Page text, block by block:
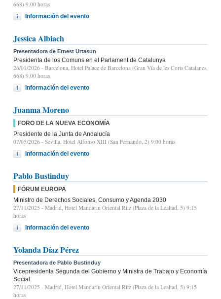
668) 9.00 horas
Información del evento
Jessica Albiach
Presentadora de Ernest Urtasun
Presidenta de los Comuns en el Parlament de Catalunya
26/01/2026 - Barcelona, Hotel Palace de Barcelona (Gran Vía de les Corts Catalanes,
668) 9.00 horas
Información del evento
Juanma Moreno
FORO DE LA NUEVA ECONOMÍA
Presidente de la Junta de Andalucía
07/05/2026 - Sevilla, Hotel Alfonso XIII (San Fernando, 2) 9:00 horas
Información del evento
Pablo Bustinduy
FÓRUM EUROPA
Ministro de Derechos Sociales, Consumo y Agenda 2030
27/11/2025 - Madrid, Hotel Mandarin Oriental Ritz (Plaza de la Lealtad, 5) 9:15
horas
Información del evento
Yolanda Díaz Pérez
Presentadora de Pablo Bustinduy
Vicepresidenta Segunda del Gobierno y Ministra de Trabajo y Economía
Social
27/11/2025 - Madrid, Hotel Mandarin Oriental Ritz (Plaza de la Lealtad, 5) 9:15
horas